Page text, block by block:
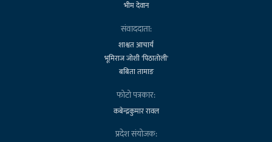
भीम देवान
संवाददाता:
शाश्वत आचार्य
भूमिराज जोशी 'पिठातोली'
बबिता तामाङ
फोटो पत्रकार:
कबेन्द्रकुमार रावल
प्रदेश संयोजक: